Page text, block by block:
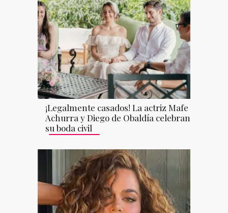
¡Legalmente casados! La actriz Mafe
Achurra y Diego de Obaldía celebran
su boda civil